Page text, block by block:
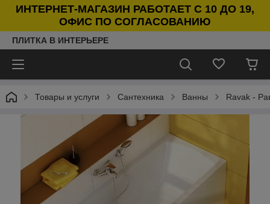
ИНТЕРНЕТ-МАГАЗИН РАБОТАЕТ С 10 ДО 19,
ОФИС ПО СОГЛАСОВАНИЮ
ПЛИТКА В ИНТЕРЬЕРЕ
Товары и услуги Сантехника Ванны Ravak -